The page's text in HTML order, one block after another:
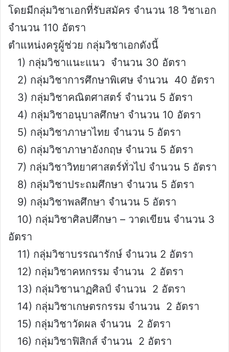
โดยมีกลุ่มวิชาเอกที่รับสมัคร จำนวน 18 วิชาเอก
จำนวน 110 อัตรา
ตำแหน่งครูผู้ช่วย กลุ่มวิชาเอกดังนี้
1) กลุ่มวิชาแนะแนว จำนวน 30 อัตรา
2) กลุ่มวิชาการศึกษาพิเศษ จำนวน 40 อัตรา
3) กลุ่มวิชาคณิตศาสตร์ จำนวน 5 อัตรา
4) กลุ่มวิชาอนุบาลศึกษา จำนวน 10 อัตรา
5) กลุ่มวิชาภาษาไทย จำนวน 5 อัตรา
6) กลุ่มวิชาภาษาอังกฤษ จำนวน 5 อัตรา
7) กลุ่มวิชาวิทยาศาสตร์ทั่วไป จำนวน 5 อัตรา
8) กลุ่มวิชาประถมศึกษา จำนวน 5 อัตรา
9) กลุ่มวิชาพลศึกษา จำนวน 5 อัตรา
10) กลุ่มวิชาศิลปศึกษา – วาดเขียน จำนวน 3
อัตรา
11) กลุ่มวิชาบรรณารักษ์ จำนวน 2 อัตรา
12) กลุ่มวิชาคหกรรม จำนวน 2 อัตรา
13) กลุ่มวิชานาฏศิลป์ จำนวน 2 อัตรา
14) กลุ่มวิชาเกษตรกรรม จำนวน 2 อัตรา
15) กลุ่มวิชาวัดผล จำนวน 2 อัตรา
16) กลุ่มวิชาฟิสิกส์ จำนวน 2 อัตรา